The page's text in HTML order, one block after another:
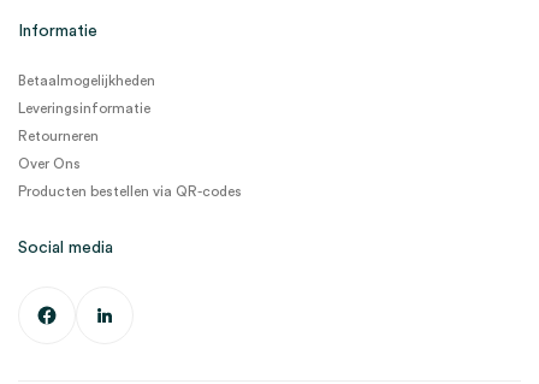
Informatie
Betaalmogelijkheden
Leveringsinformatie
Retourneren
Over Ons
Producten bestellen via QR-codes
Social media